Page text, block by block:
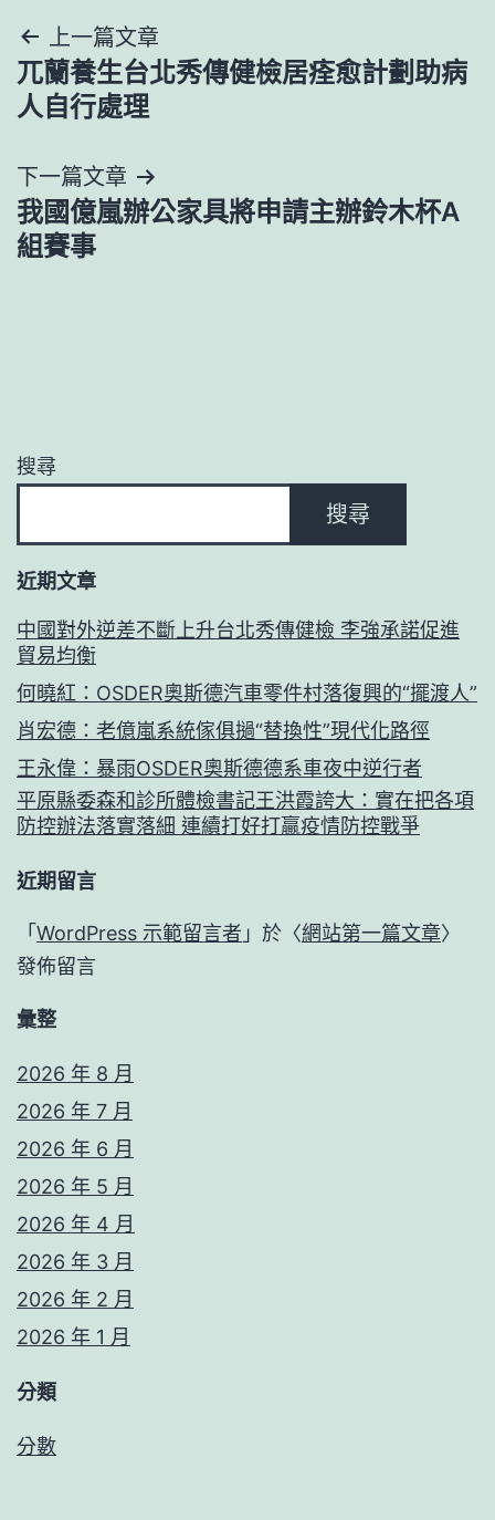
文
章
覽
上一篇文章
兀蘭養生台北秀傳健檢居痊愈計劃助病
人自行處理
下一篇文章
我國億嵐辦公家具將申請主辦鈴木杯A
組賽事
搜尋
搜尋
近期文章
中國對外逆差不斷上升台北秀傳健檢 李強承諾促進
貿易均衡
何曉紅：OSDER奧斯德汽車零件村落復興的“擺渡人”
肖宏德：老億嵐系統傢俱撾“替換性”現代化路徑
王永偉：暴雨OSDER奧斯德德系車夜中逆行者
平原縣委森和診所體檢書記王洪霞誇大：實在把各項
防控辦法落實落細 連續打好打贏疫情防控戰爭
近期留言
「 WordPress 示範留言者 」於〈網站第一篇文章〉
發佈留言
彙整
2026 年 8 月
2026 年 7 月
2026 年 6 月
2026 年 5 月
2026 年 4 月
2026 年 3 月
2026 年 2 月
2026 年 1 月
分類
分數